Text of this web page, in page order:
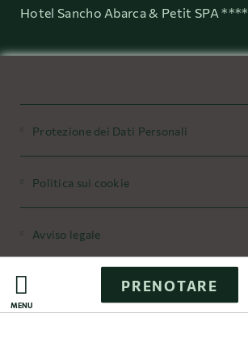
MENÙ
PRENOTARE
Hotel Sancho Abarca & Petit SPA ****
Protezione dei Dati Personali
Politica sui cookie
Avviso legale